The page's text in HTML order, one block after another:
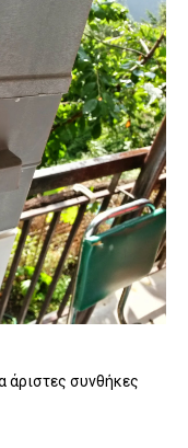
άριστες συνθήκες